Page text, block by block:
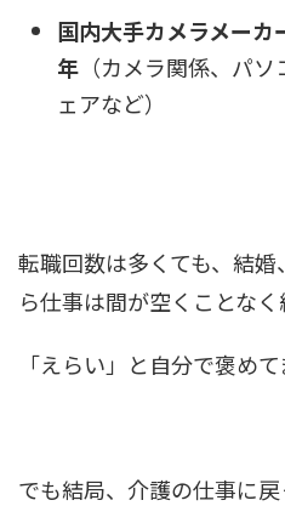
国内大手カメラメーカ
年 （カメラ関係、パ
ェアなど）
転職回数は多くても、結
ら仕事は間が空くことなく
「えらい」と自分で褒め
でも結局、 介護の仕事に